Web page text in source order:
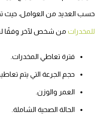
حسب العديد من العوامل، حيث
للمخدرات من شخص لآخر وفقًا
فترة تعاطي المخدرات.
حجم الجرعة التي يتم
العمر والوزن.
الحالة الصحية الشاملة.